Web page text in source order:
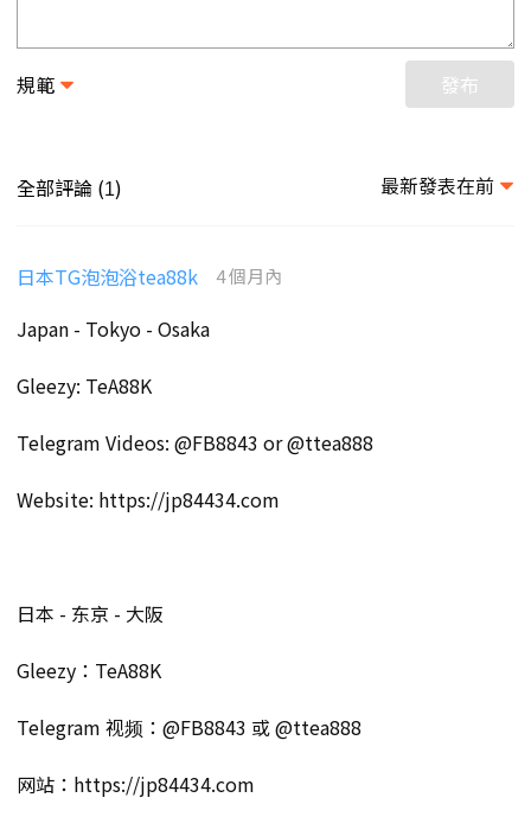
規範 發布
全部評論 (1) 最新發表在前
日本TG泡泡浴tea88k 4 個月內
Japan - Tokyo - Osaka
Gleezy: TeA88K
Telegram Videos: @FB8843 or @ttea888
Website: https://jp84434.com
日本 - 东京 - 大阪
Gleezy：TeA88K
Telegram 视频：@FB8843 或 @ttea888
网站：https://jp84434.com